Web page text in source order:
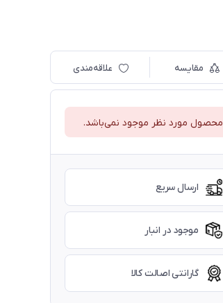
مقایسه علاقه‌مندی
محصول مورد نظر موجود نمی‌باشد.
ارسال سریع
موجود در انبار
گارانتی اصالت کالا